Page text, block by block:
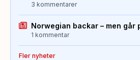
3 kommentarer
Norwegian backar – men går
1 kommentar
Fler nyheter